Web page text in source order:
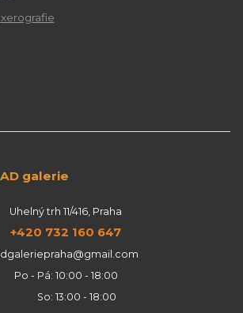
Uhelný trh 11/416, Praha
+420 732 160 647
Po - Pá: 10:00 - 18:00
So: 13:00 - 18:00